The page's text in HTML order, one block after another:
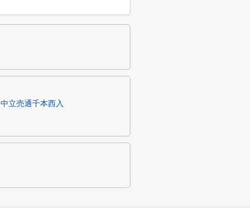
中立売通千本西入